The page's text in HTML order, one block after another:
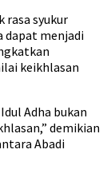
rasa syukur
dapat menjadi
keikhlasan
Adha bukan
demikian
Abadi